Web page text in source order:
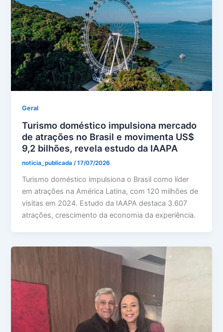
Geral
Turismo doméstico impulsiona mercado
de atrações no Brasil e movimenta US$
9,2 bilhões, revela estudo da IAAPA
noticia_publicada/17/07/2026
Turismo doméstico impulsiona o Brasil como líder
em atrações na América Latina, com 120 milhões de
visitas em 2024. Estudo da IAAPA destaca 3.607
atrações, crescimento da economia da experiência.